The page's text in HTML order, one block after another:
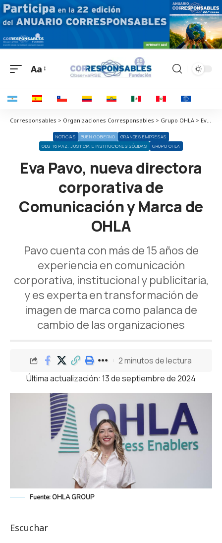
Aa
Corresponsables > Organizaciones Corresponsables > Grupo OHLA > Eva Pavo, nueva directora corporativa de Comunicación y Marca de OHLA
NOTICIAS BUEN GOBIERNO
GRANDES EMPRESAS
ODS 16 PAZ, JUSTICIA E INSTITUCIONES SÓLIDAS
GRUPO OHLA
Eva Pavo, nueva directora
corporativa de
Comunicación y Marca de
OHLA
Pavo cuenta con más de 15 años de
experiencia en comunicación
corporativa, institucional y publicitaria,
y es experta en transformación de
imagen de marca como palanca de
cambio de las organizaciones
Última actualización: 13 de septiembre de 2024
2 minutos de lectura
Fuente: OHLA GROUP
Escuchar